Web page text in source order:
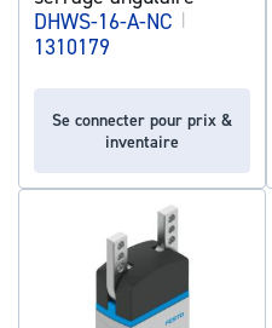
DHWS-16-A-NC |
1310179
Se connecter pour prix &
inventaire